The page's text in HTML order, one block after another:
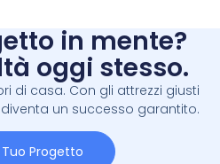
in mente?
oggi stesso.
di casa. Con gli attrezzi giusti
diventa un successo garantito.
Tuo Progetto